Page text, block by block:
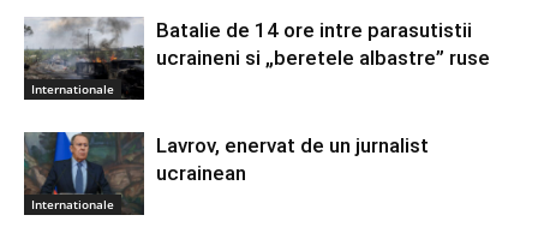
Internationale
Batalie de 14 ore intre parasutistii
ucraineni si „beretele albastre” ruse
Internationale
Lavrov, enervat de un jurnalist
ucrainean